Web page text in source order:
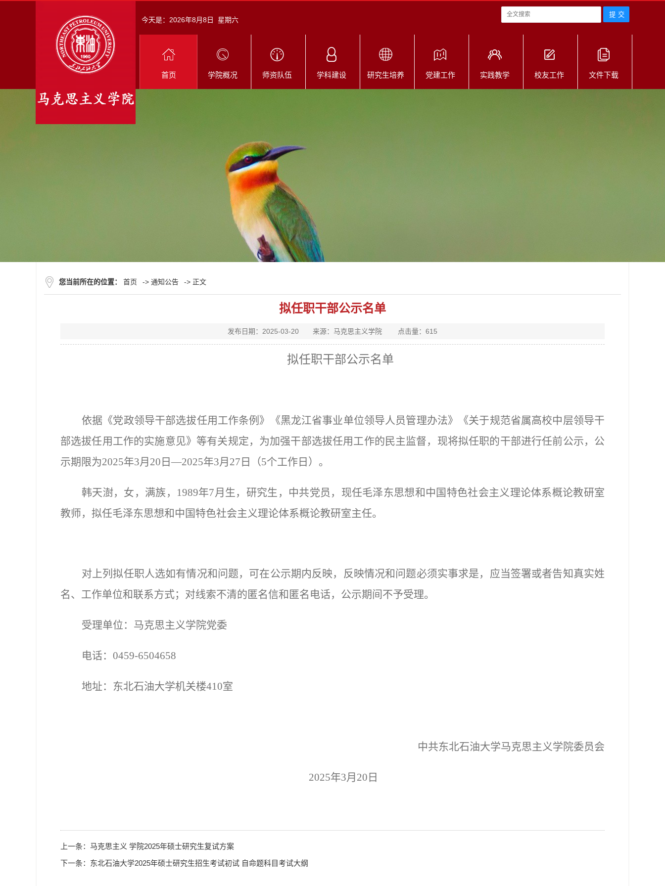
今天是： 2026年8月8日 星期六
首页 学院概况 师资队伍 学科建设 研究生培养 党建工作 实践教学 校友工作 文件下载
您当前所在的位置： 首页 -> 通知公告 -> 正文
拟任职干部公示名单
发布日期：2025-03-20 来源：马克思主义学院 点击量： 615
拟任职干部公示名单
依据《党政领导干部选拔任用工作条例》《黑龙江省事业单位领导人员管理办法》《关于规范省属高校中层领导干
部选拔任用工作的实施意见》等有关规定，为加强干部选拔任用工作的民主监督，现将拟任职的干部进行任前公示，公
示期限为2025年3月 20 日 —2025年3月 27 日 （5个工作日）。
韩天澍，女， 满族， 1989年7月生，研究生，中共党员，现任毛泽东思想和中国特色社会主义理论体系概论教研室
教师，拟任毛泽东思想和中国特色社会主义理论体系概论教研室主任。
对上列拟任职人选如有情况和问题，可在公示期内反映，反映情况和问题必须实事求是，应当签署或者告知真实姓
名、工作单位和联系方式；对线索不清的匿名信和匿名电话，公示期间不予受理。
受理单位： 马克思主义学院党委
电话： 0459-6504658
地址：东北石油大学机关楼410室
中共东北石油大学马克思主义学院委员会
2025年3月 20 日
上一条： 马克思主义 学院2025年硕士研究生复试方案
下一条： 东北石油大学2025年硕士研究生招生考试初试 自命题科目考试大纲